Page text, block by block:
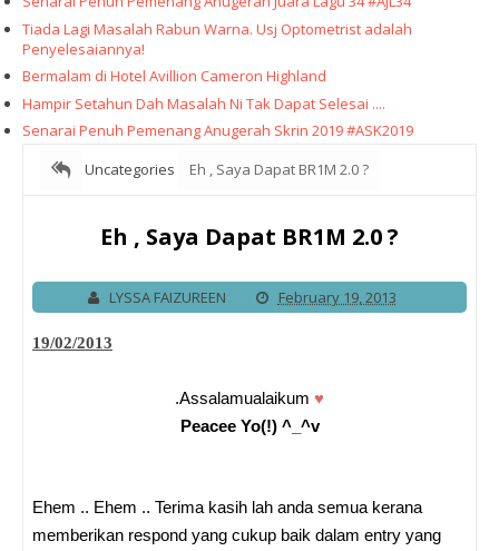
Tiada Lagi Masalah Rabun Warna. Usj Optometrist adalah
Penyelesaiannya!
Bermalam di Hotel Avillion Cameron Highland
Hampir Setahun Dah Masalah Ni Tak Dapat Selesai ....
Senarai Penuh Pemenang Anugerah Skrin 2019 #ASK2019
Uncategories
Eh , Saya Dapat BR1M 2.0 ?
Eh , Saya Dapat BR1M 2.0 ?
LYSSA FAIZUREEN February 19, 2013
19/02/2013
.Assalamualaikum ♥
Peacee Yo(!) ^_^v
Ehem .. Ehem .. Terima kasih lah anda semua kerana
memberikan respond yang cukup baik dalam entry yang